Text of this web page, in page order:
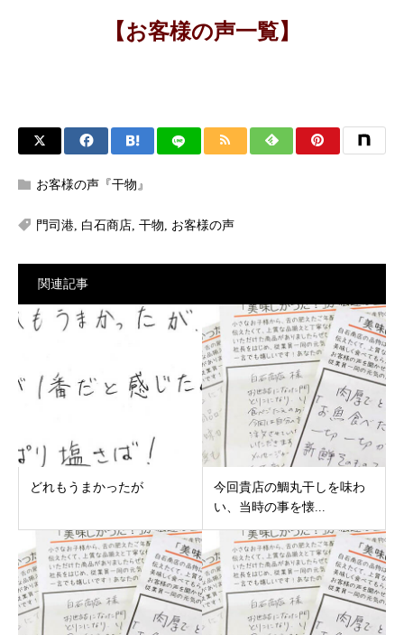
【お客様の声一覧】
お客様の声『干物』
門司港 白石商店 干物 お客様の声
関連記事
どれもうまかったが
今回貴店の鯛丸干しを味わ
い、当時の事を懐...